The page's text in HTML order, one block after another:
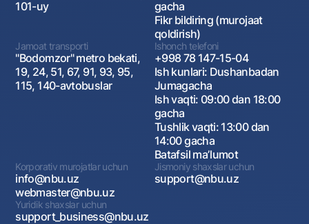
101-uy
gacha
Fikr bildiring (murojaat
qoldirish)
Jamoat transporti
"Bodomzor" metro bekati,
19, 24, 51, 67, 91, 93, 95,
115, 140-avtobuslar
Ishonch telefoni
+998 78 147-15-04
Ish kunlari: Dushanbadan
Jumagacha
Ish vaqti: 09:00 dan 18:00
gacha
Tushlik vaqti: 13:00 dan
14:00 gacha
Batafsil maʼlumot
Korporativ murojatlar uchun
info@nbu.uz
webmaster@nbu.uz
Jismoniy shaxslar uchun
support@nbu.uz
Yuridik shaxslar uchun
support_business@nbu.uz